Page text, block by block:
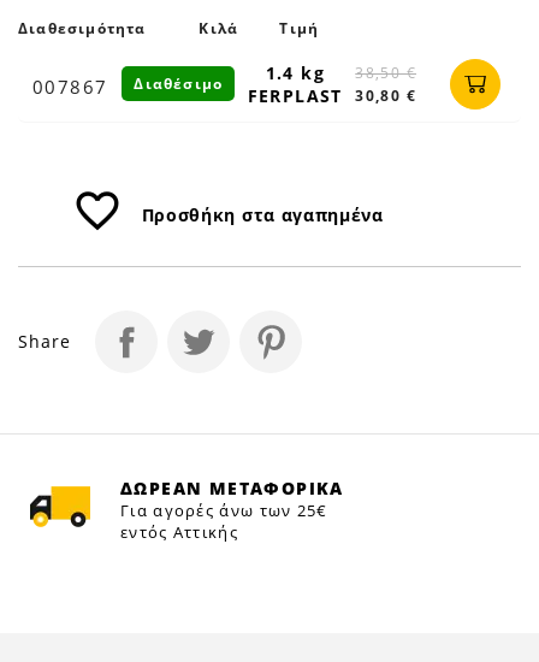
|
Διαθεσιμότητα Κιλά Τιμή
007867
1.4 kg
FERPLAST
38,50 €
30,80 €
Διαθέσιμο
favorite_border Προσθήκη στα αγαπημένα
Share
ΔΩΡΕΑΝ ΜΕΤΑΦΟΡΙΚΑ
Για αγορές άνω των 25€
εντός Αττικής